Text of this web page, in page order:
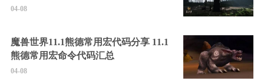
04-08
魔兽世界11.1熊德常用宏代码分享 11.1
熊德常用宏命令代码汇总
04-08